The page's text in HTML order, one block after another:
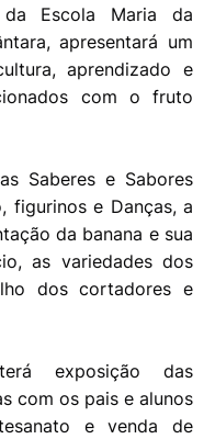
da Escola Maria da
apresentará um
aprendizado e
com o fruto
Saberes e Sabores
figurinos e Danças, a
da banana e sua
as variedades dos
dos cortadores e
exposição das
com os pais e alunos
e venda de